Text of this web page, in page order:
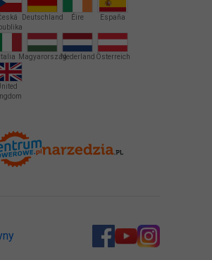
Deutschland Éire España
Italia MagyarországNederland Österreich
United